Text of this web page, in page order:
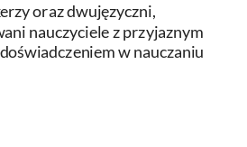
oraz dwujęzyczni,
nauczyciele z przyjaznym
w nauczaniu